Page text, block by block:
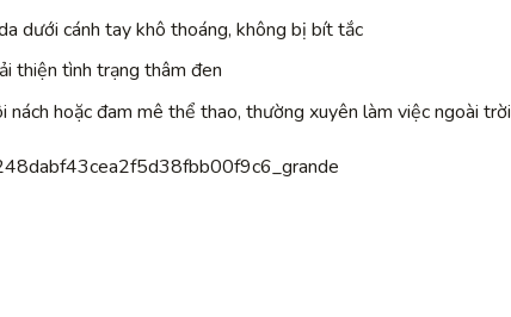
dưới cánh tay khô thoáng, không bị bít tắc
thiện tình trạng thâm đen
nách hoặc đam mê thể thao, thường xuyên làm việc ngoài trời